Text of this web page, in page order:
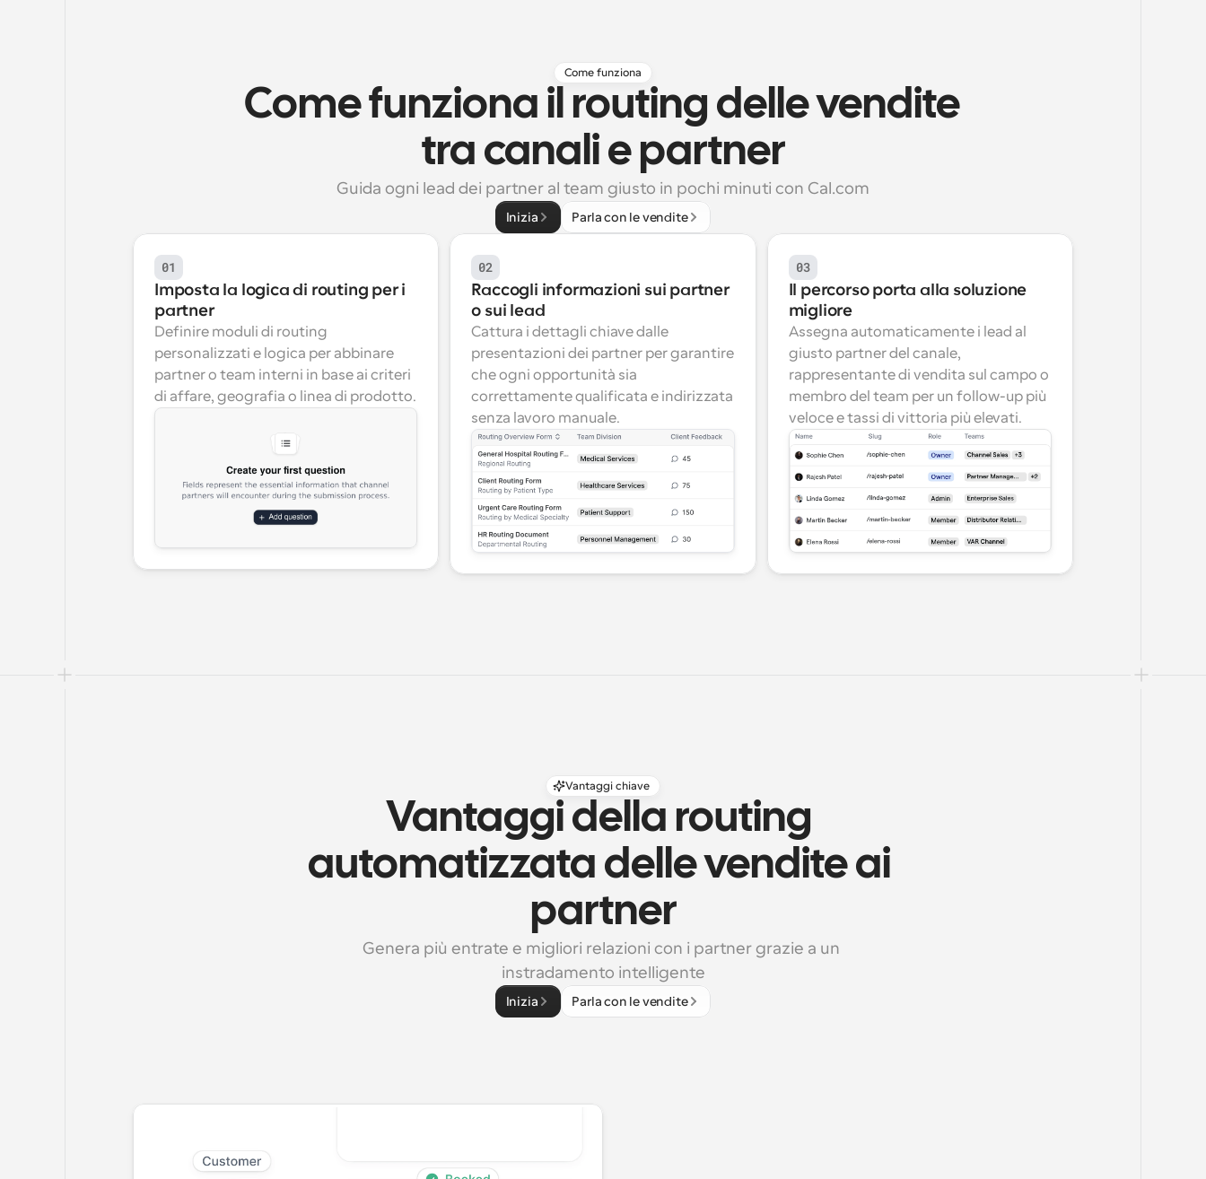
Come funziona
Come funziona il routing delle vendite
tra canali e partner
Guida ogni lead dei partner al team giusto in pochi minuti con Cal.com
Inizia Parla con le vendite
01
Imposta la logica di routing per i
partner
Definire moduli di routing
personalizzati e logica per abbinare
partner o team interni in base ai criteri
di affare, geografia o linea di prodotto.
02
Raccogli informazioni sui partner
o sui lead
Cattura i dettagli chiave dalle
presentazioni dei partner per garantire
che ogni opportunità sia
correttamente qualificata e indirizzata
senza lavoro manuale.
03
Il percorso porta alla soluzione
migliore
Assegna automaticamente i lead al
giusto partner del canale,
rappresentante di vendita sul campo o
membro del team per un follow-up più
veloce e tassi di vittoria più elevati.
Vantaggi chiave
Vantaggi della routing
automatizzata delle vendite ai
partner
Genera più entrate e migliori relazioni con i partner grazie a un
instradamento intelligente
Inizia Parla con le vendite